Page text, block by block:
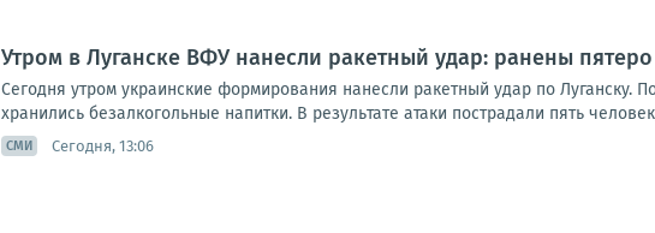
Утром в Луганске ВФУ нанесли ракетный удар: ранены пятеро
Сегодня утром украинские формирования нанесли ракетный удар по Луганску.
хранились безалкогольные напитки. В результате атаки пострадали пять
СМИ Сегодня, 13:06